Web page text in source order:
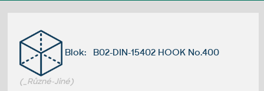
Blok: B02-DIN-15402 HOOK No.400
(_Různé-Jiné)